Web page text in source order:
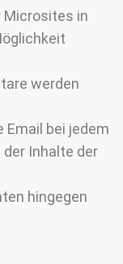
Microsites in
werden
Email bei jedem
Inhalte der
hingegen